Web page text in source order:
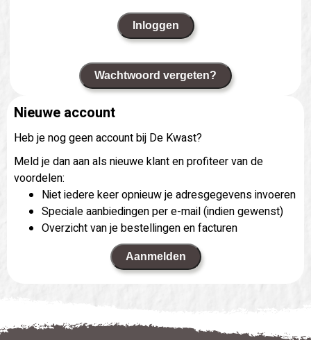
Inloggen
Wachtwoord vergeten?
Nieuwe account
Heb je nog geen account bij De Kwast?
Meld je dan aan als nieuwe klant en profiteer van de
voordelen:
Niet iedere keer opnieuw je adresgegevens invoeren
Speciale aanbiedingen per e-mail (indien gewenst)
Overzicht van je bestellingen en facturen
Aanmelden